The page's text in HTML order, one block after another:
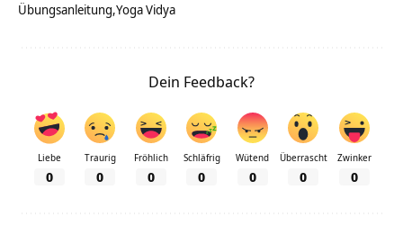
Übungsanleitung Yoga Vidya
Dein Feedback?
Liebe
0
Traurig
0
Fröhlich
0
Schläfrig
0
Wütend
0
Überrascht
0
Zwinker
0